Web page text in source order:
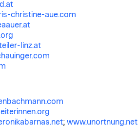
christine-aue.com
linz.at
; www.unortnung.net